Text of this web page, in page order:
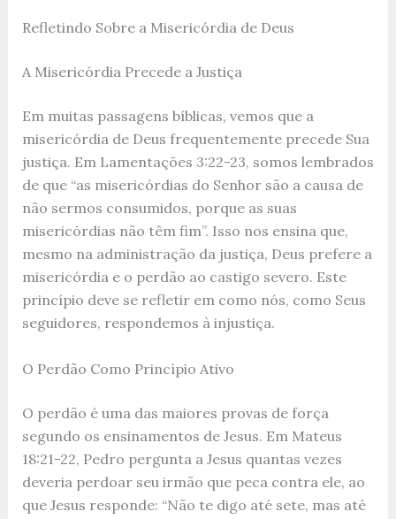
Refletindo Sobre a Misericórdia de Deus
A Misericórdia Precede a Justiça
Em muitas passagens bíblicas, vemos que a
misericórdia de Deus frequentemente precede Sua
justiça. Em Lamentações 3:22-23, somos lembrados
de que “as misericórdias do Senhor são a causa de
não sermos consumidos, porque as suas
misericórdias não têm fim”. Isso nos ensina que,
mesmo na administração da justiça, Deus prefere a
misericórdia e o perdão ao castigo severo. Este
princípio deve se refletir em como nós, como Seus
seguidores, respondemos à injustiça.
O Perdão Como Princípio Ativo
O perdão é uma das maiores provas de força
segundo os ensinamentos de Jesus. Em Mateus
18:21-22, Pedro pergunta a Jesus quantas vezes
deveria perdoar seu irmão que peca contra ele, ao
que Jesus responde: “Não te digo até sete, mas até